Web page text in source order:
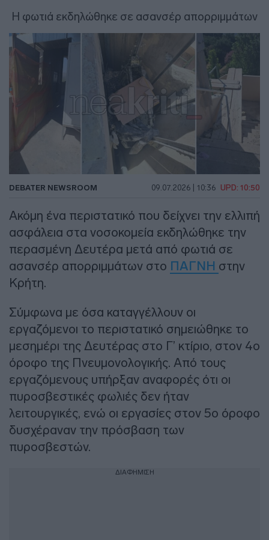
Η φωτιά εκδηλώθηκε σε ασανσέρ απορριμμάτων
DEBATER NEWSROOM 09.07.2026 | 10:36 UPD: 10:50
Ακόμη ένα περιστατικό που δείχνει την ελλιπή
ασφάλεια στα νοσοκομεία εκδηλώθηκε την
περασμένη Δευτέρα μετά από φωτιά σε
ασανσέρ απορριμμάτων στο ΠΑΓΝΗ στην
Κρήτη.
Σύμφωνα με όσα καταγγέλλουν οι
εργαζόμενοι το περιστατικό σημειώθηκε το
μεσημέρι της Δευτέρας στο Γ’ κτίριο, στον 4ο
όροφο της Πνευμονολογικής. Από τους
εργαζόμενους υπήρξαν αναφορές ότι οι
πυροσβεστικές φωλιές δεν ήταν
λειτουργικές, ενώ οι εργασίες στον 5ο όροφο
δυσχέραναν την πρόσβαση των
πυροσβεστών.
ΔΙΑΦΗΜΙΣΗ